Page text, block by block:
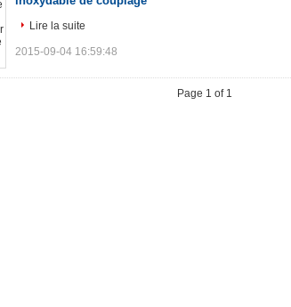
Lire la suite
2015-09-04 16:59:48
Page 1 of 1